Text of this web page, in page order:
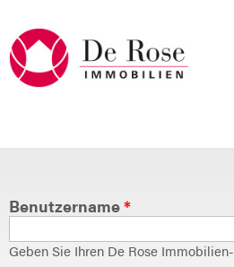
Benutzername*
Geben Sie Ihren De Rose